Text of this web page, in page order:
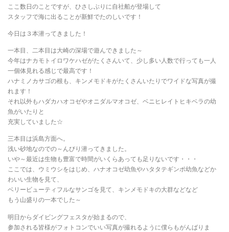
ここ数日のことですが、ひさしぶりに自社船が登場して
スタッフで海に出ることが新鮮でたのしいです！
今日は３本潜ってきました！
一本目、二本目は大崎の深場で遊んできました～
今年はナカモトイロワケハゼがたくさんいて、少し多い人数で行っても一人
一個体見れる感じで最高です！
ハナミノカサゴの根も、キンメモドキがたくさんいたりでワイドな写真が撮
れます！
それ以外もハダカハオコゼやオニダルマオコゼ、ベニヒレイトヒキベラの幼
魚がいたりと
充実していました☆
三本目は浜島方面へ。
浅い砂地なのでの～んびり潜ってきました。
いや～最近は生物も豊富で時間がいくらあっても足りないです・・・
ここでは、ウミウシをはじめ、ハナオコゼ幼魚やハタタテギンポ幼魚などか
わいい生物を見て、
ベリービューティフルなサンゴを見て、キンメモドキの大群などなど
もう山盛りの一本でした～
明日からダイビングフェスタが始まるので、
参加される皆様がフォトコンでいい写真が撮れるように僕らもがんばりま